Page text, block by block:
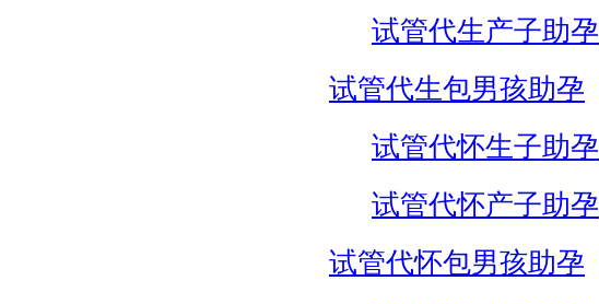
试管代生产子助孕
试管代生包男孩助孕
试管代怀生子助孕
试管代怀产子助孕
试管代怀包男孩助孕